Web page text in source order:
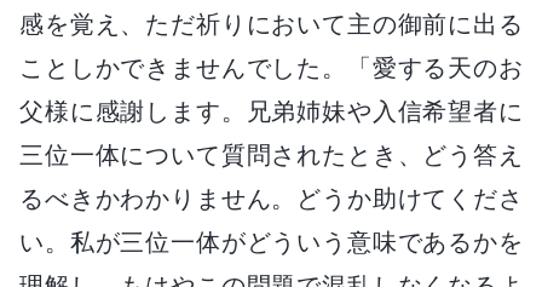
感を覚え、ただ祈りにおいて主の御前に出る
ことしかできませんでした。「愛する天のお
父様に感謝します。兄弟姉妹や入信希望者に
三位一体について質問されたとき、どう答え
るべきかわかりません。どうか助けてくださ
い。私が三位一体がどういう意味であるかを